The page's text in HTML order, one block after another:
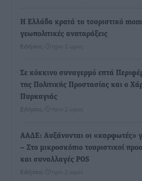
Η Ελλάδα κρατά το τουριστικό
γεωπολιτικές αναταράξεις
Ειδήσεις πριν 2 ώρες
Σε κόκκινο συναγερμό επτά
της Πολιτικής Προστασίας και ο
Πυρκαγιάς
Ειδήσεις πριν 2 ώρες
ΑΑΔΕ: Αυξάνονται οι «καρφωτές»
– Στο μικροσκόπιο τουριστικοί
και συναλλαγές POS
Ειδήσεις πριν 2 ώρες